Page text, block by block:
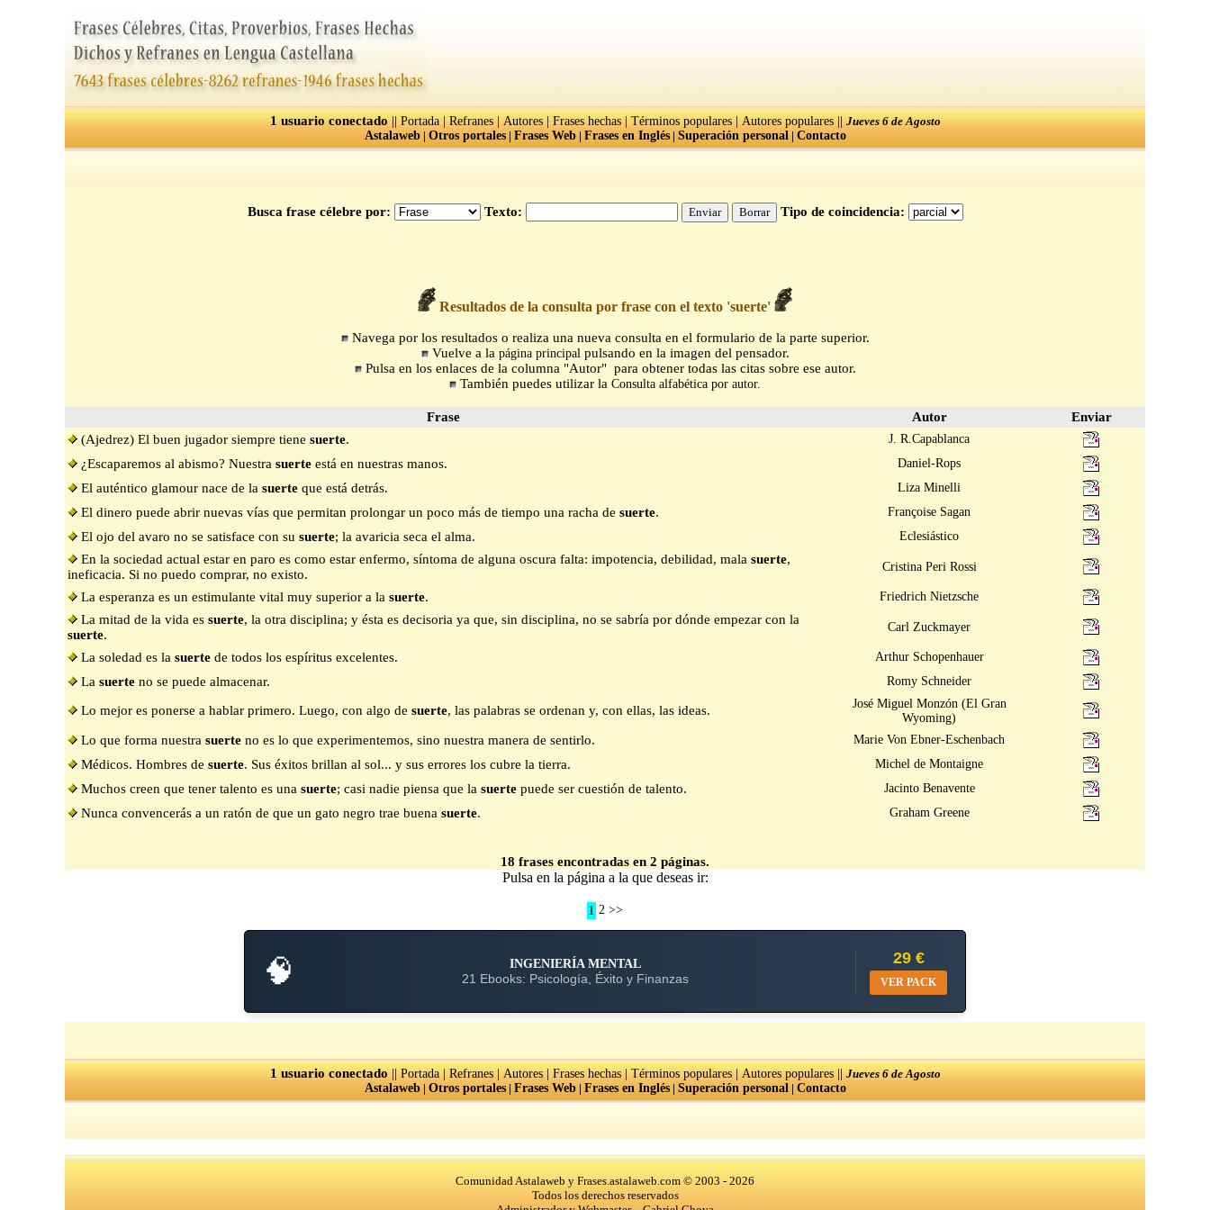
1 usuario conectado||Portada|Refranes|Autores|Frases hechas|Términos populares|Autores populares||Jueves 6 de Agosto
Astalaweb| Otros portales| Frases Web| Frases en Inglés| Superación personal| Contacto
Busca frase célebre por: Texto: Tipo de coincidencia:
Resultados de la consulta por frase con el texto 'suerte'
Navega por los resultados o realiza una nueva consulta en el formulario de la parte superior.
Vuelve a la página principal pulsando en la imagen del pensador.
Pulsa en los enlaces de la columna "Autor" para obtener todas las citas sobre ese autor.
También puedes utilizar la Consulta alfabética por autor.
Frase Autor
Enviar
(Ajedrez) El buen jugador siempre tiene suerte. J. R.Capablanca
¿Escaparemos al abismo? Nuestra suerte está en nuestras manos. Daniel-Rops
El auténtico glamour nace de la suerte que está detrás. Liza Minelli
El dinero puede abrir nuevas vías que permitan prolongar un poco más de tiempo una racha de suerte. Françoise Sagan
El ojo del avaro no se satisface con su suerte; la avaricia seca el alma. Eclesiástico
En la sociedad actual estar en paro es como estar enfermo, síntoma de alguna oscura falta: impotencia, debilidad, mala suerte,
ineficacia. Si no puedo comprar, no existo.
Cristina Peri Rossi
La esperanza es un estimulante vital muy superior a la suerte. Friedrich Nietzsche
La mitad de la vida es suerte, la otra disciplina; y ésta es decisoria ya que, sin disciplina, no se sabría por dónde empezar con la
suerte.
Carl Zuckmayer
La soledad es la suerte de todos los espíritus excelentes. Arthur Schopenhauer
La suerte no se puede almacenar. Romy Schneider
Lo mejor es ponerse a hablar primero. Luego, con algo de suerte, las palabras se ordenan y, con ellas, las ideas.
José Miguel Monzón (El Gran
Wyoming)
Lo que forma nuestra suerte no es lo que experimentemos, sino nuestra manera de sentirlo. Marie Von Ebner-Eschenbach
Médicos. Hombres de suerte. Sus éxitos brillan al sol... y sus errores los cubre la tierra. Michel de Montaigne
Muchos creen que tener talento es una suerte; casi nadie piensa que la suerte puede ser cuestión de talento. Jacinto Benavente
Nunca convencerás a un ratón de que un gato negro trae buena suerte. Graham Greene
18 frases encontradas en 2 páginas.
Pulsa en la página a la que deseas ir:
1 2 >>
🧠 INGENIERÍA MENTAL
21 Ebooks: Psicología, Éxito y Finanzas
29 €
VER PACK
1 usuario conectado||Portada|Refranes|Autores|Frases hechas|Términos populares|Autores populares||Jueves 6 de Agosto
Astalaweb| Otros portales| Frases Web| Frases en Inglés| Superación personal| Contacto
Comunidad Astalaweb y Frases.astalaweb.com © 2003 - 2026
Todos los derechos reservados